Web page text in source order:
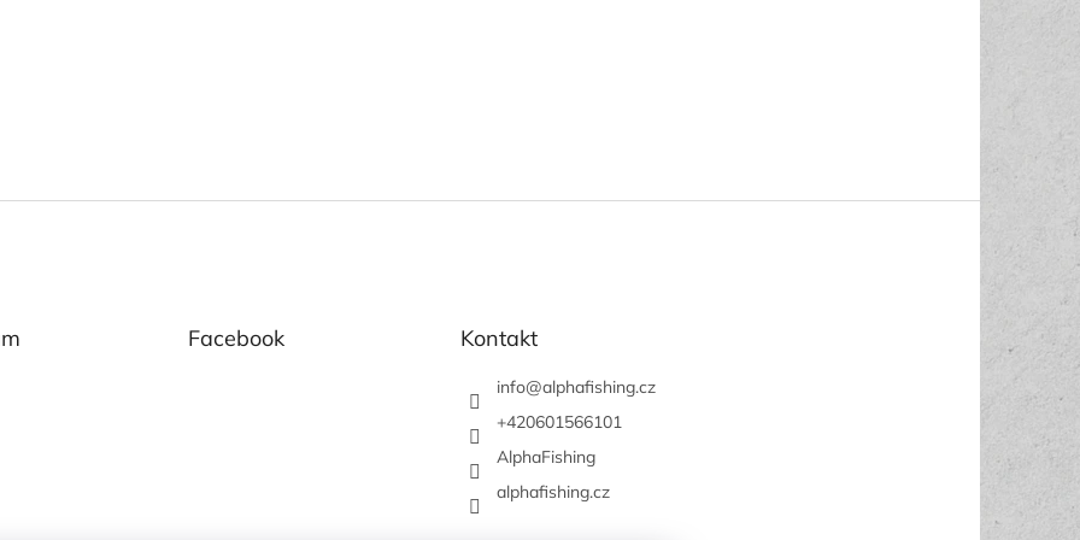
Facebook Kontakt
info@alphafishing.cz
+420601566101
AlphaFishing
alphafishing.cz